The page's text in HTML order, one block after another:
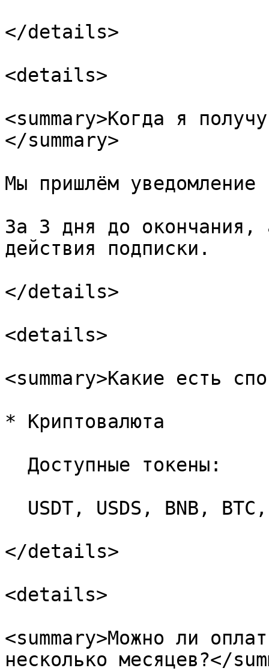
</details>
<details>
<summary>Когда я
</summary>
Мы пришлём
За 3 дня до окончания,
действия подписки.
</details>
<details>
<summary>Какие есть
* Криптовалюта
</details>
<details>
<summary>Можно ли
несколько месяцев?</